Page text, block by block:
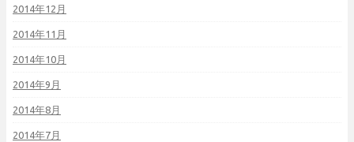
2014年12月
2014年11月
2014年10月
2014年9月
2014年8月
2014年7月